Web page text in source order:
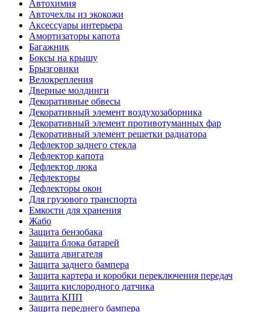
Автохимия
Авточехлы из экокожи
Аксессуары интерьера
Амортизаторы капота
Багажник
Боксы на крышу
Брызговики
Велокрепления
Дверные молдинги
Декоративные обвесы
Декоративный элемент воздухозаборника
Декоративный элемент противотуманных фар
Декоративный элемент решетки радиатора
Дефлектор заднего стекла
Дефлектор капота
Дефлектор люка
Дефлекторы
Дефлекторы окон
Для грузового транспорта
Емкости для хранения
Жабо
Защита бензобака
Защита блока батарей
Защита двигателя
Защита заднего бампера
Защита картера и коробки переключения передач
Защита кислородного датчика
Защита КПП
Защита переднего бампера